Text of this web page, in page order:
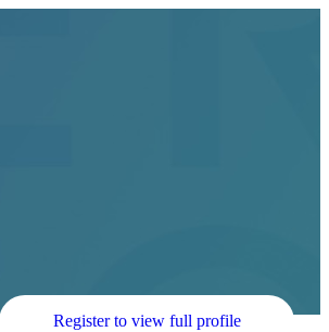
Register to view full profile